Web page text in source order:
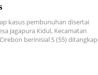
kasus pembunuhan disertai
Jagapura Kidul, Kecamatan
berinisial S (55) ditangkap